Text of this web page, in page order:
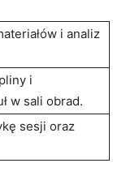
i analiz
i
w sali obrad.
sesji oraz